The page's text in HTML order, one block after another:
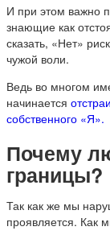
И при этом важно
знающие как
сказать, «Нет»
чужой воли.
Ведь во многом
начинается
собственного «Я».
Почему
границы?
Так как же мы
проявляется. Как